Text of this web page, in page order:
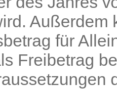
Außerdem
für
Freibetrag